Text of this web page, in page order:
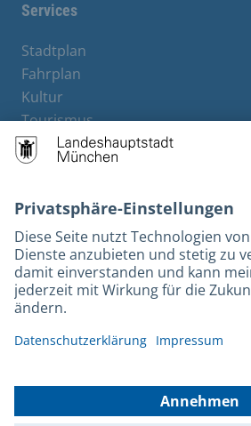
Services
Stadtplan
Fahrplan
Kultur
Tourismus
M-Strom
Bürgerservice
Kontakt
Barrierefreiheit
Leichte Sprache
Gebärdensprache
Kontakt